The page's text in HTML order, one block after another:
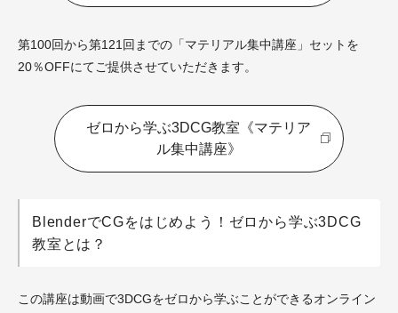
第100回から第121回までの「マテリアル集中講座」セットを
20％OFFにてご提供させていただきます。
ゼロから学ぶ3DCG教室《マテリア
ル集中講座》
BlenderでCGをはじめよう！ゼロから学ぶ3DCG
教室とは？
この講座は動画で3DCGをゼロから学ぶことができるオンライン